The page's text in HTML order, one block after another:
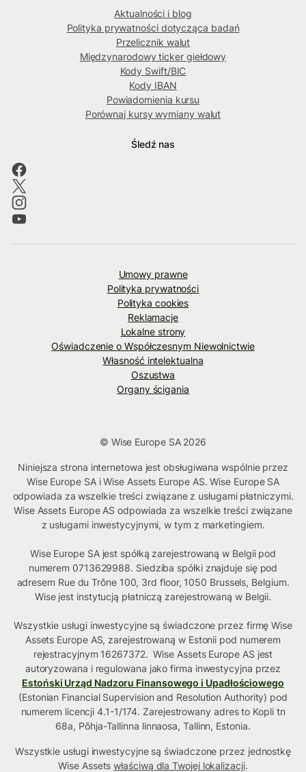
Aktualności i blog
Polityka prywatności dotycząca badań
Przelicznik walut
Międzynarodowy ticker giełdowy
Kody Swift/BIC
Kody IBAN
Powiadomienia kursu
Porównaj kursy wymiany walut
Śledź nas
Umowy prawne
Polityka prywatności
Polityka cookies
Reklamacje
Lokalne strony
Oświadczenie o Współczesnym Niewolnictwie
Własność intelektualna
Oszustwa
Organy ścigania
© Wise Europe SA 2026
Niniejsza strona internetowa jest obsługiwana wspólnie przez
Wise Europe SA i Wise Assets Europe AS. Wise Europe SA
odpowiada za wszelkie treści związane z usługami płatniczymi.
Wise Assets Europe AS odpowiada za wszelkie treści związane
z usługami inwestycyjnymi, w tym z marketingiem.
Wise Europe SA jest spółką zarejestrowaną w Belgii pod
numerem 0713629988. Siedziba spółki znajduje się pod
adresem Rue du Trône 100, 3rd floor, 1050 Brussels, Belgium.
Wise jest instytucją płatniczą zarejestrowaną w Belgii.
Wszystkie usługi inwestycyjne są świadczone przez firmę Wise
Assets Europe AS, zarejestrowaną w Estonii pod numerem
rejestracyjnym 16267372. Wise Assets Europe AS jest
autoryzowana i regulowana jako firma inwestycyjna przez
Estoński Urząd Nadzoru Finansowego i Upadłościowego
(Estonian Financial Supervision and Resolution Authority) pod
numerem licencji 4.1-1/174. Zarejestrowany adres to Kopli tn
68a, Põhja-Tallinna linnaosa, Tallinn, Estonia.
Wszystkie usługi inwestycyjne są świadczone przez jednostkę
Wise Assetswłaściwą dla Twojej lokalizacji.